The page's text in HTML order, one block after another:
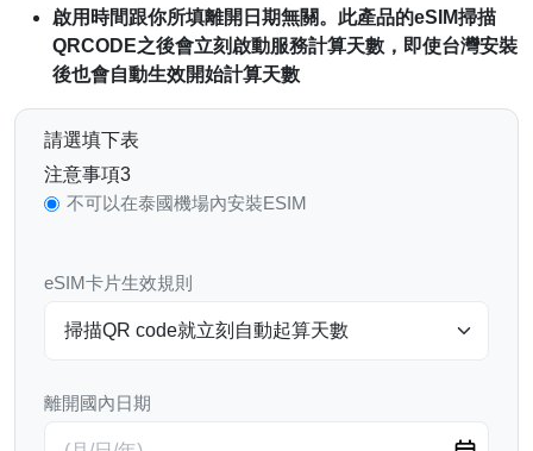
啟用時間跟你所填離開日期無關。此產品的eSIM掃描
QRCODE之後會立刻啟動服務計算天數，即使台灣安裝
後也會自動生效開始計算天數
請選填下表
注意事項3
不可以在泰國機場內安裝ESIM
eSIM卡片生效規則
離開國內日期